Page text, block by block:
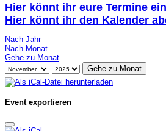
Hier könnt ihr eure Termine
Hier könnt ihr den Kalender
Nach Jahr
Nach Monat
Gehe zu Monat
Gehe zu Monat
Event exportieren